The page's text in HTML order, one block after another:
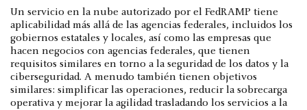
Un servicio en la nube autorizado por el FedRAMP tiene
aplicabilidad más allá de las agencias federales, incluidos los
gobiernos estatales y locales, así como las empresas que
hacen negocios con agencias federales, que tienen
requisitos similares en torno a la seguridad de los datos y la
ciberseguridad. A menudo también tienen objetivos
similares: simplificar las operaciones, reducir la sobrecarga
operativa y mejorar la agilidad trasladando los servicios a la